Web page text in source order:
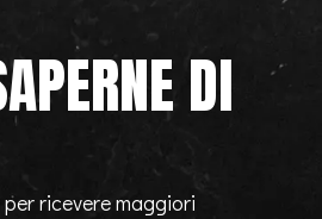
DI
ricevere maggiori